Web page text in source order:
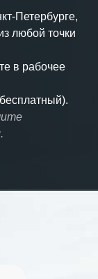
Петербурге,
любой точки
в рабочее